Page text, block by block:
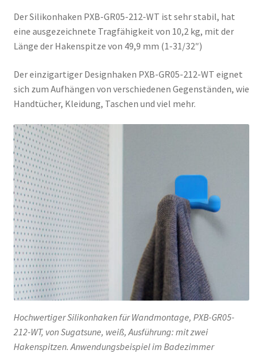
Der Silikonhaken PXB-GR05-212-WT ist sehr stabil, hat
eine ausgezeichnete Tragfähigkeit von 10,2 kg, mit der
Länge der Hakenspitze von 49,9 mm (1-31/32″)
Der einzigartiger Designhaken PXB-GR05-212-WT eignet
sich zum Aufhängen von verschiedenen Gegenständen, wie
Handtücher, Kleidung, Taschen und viel mehr.
Hochwertiger Silikonhaken für Wandmontage, PXB-GR05-
212-WT, von Sugatsune, weiß, Ausführung: mit zwei
Hakenspitzen. Anwendungsbeispiel im Badezimmer